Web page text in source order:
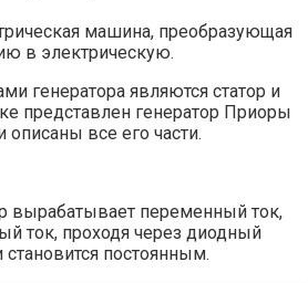
машина, преобразующая
в электрическую.
генератора являются статор и
представлен генератор Приоры
все его части.
вырабатывает переменный ток,
ток, проходя через диодный
постоянным.